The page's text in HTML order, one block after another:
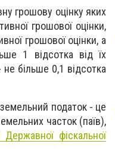
грошову оцінку яких
грошової оцінки,
грошової оцінки, а
1 відсотка від їх
більше 0,1 відсотка
податок - це
часток (паїв),
фіскальної